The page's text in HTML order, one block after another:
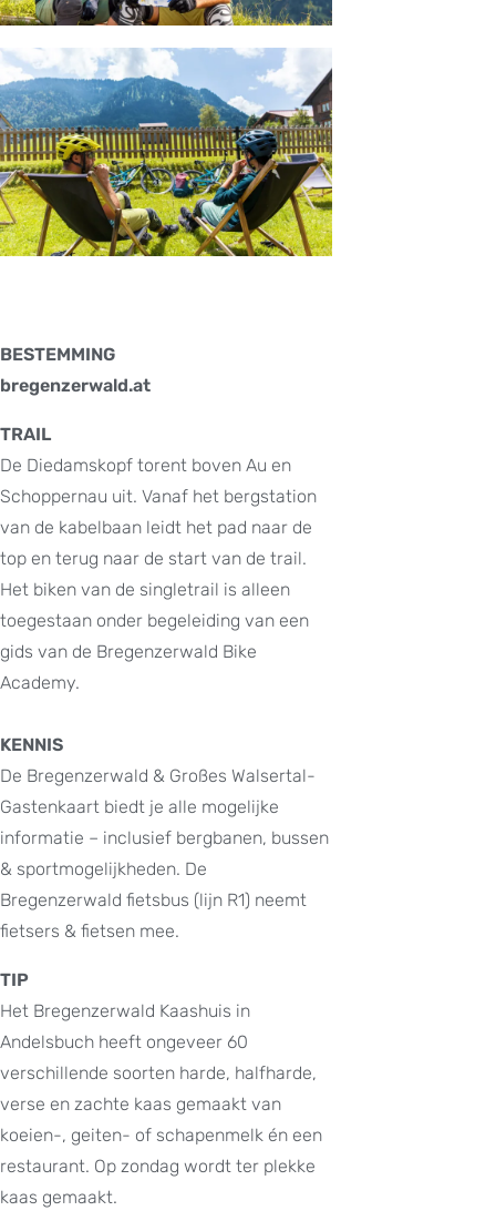
BESTEMMING
bregenzerwald.at
TRAIL
De Diedamskopf torent boven Au en
Schoppernau uit. Vanaf het bergstation
van de kabelbaan leidt het pad naar de
top en terug naar de start van de trail.
Het biken van de singletrail is alleen
toegestaan onder begeleiding van een
gids van de Bregenzerwald Bike
Academy.
KENNIS
De Bregenzerwald & Großes Walsertal-
Gastenkaart biedt je alle mogelijke
informatie – inclusief bergbanen, bussen
& sportmogelijkheden. De
Bregenzerwald fietsbus (lijn R1) neemt
fietsers & fietsen mee.
TIP
Het Bregenzerwald Kaashuis in
Andelsbuch heeft ongeveer 60
verschillende soorten harde, halfharde,
verse en zachte kaas gemaakt van
koeien-, geiten- of schapenmelk én een
restaurant. Op zondag wordt ter plekke
kaas gemaakt.